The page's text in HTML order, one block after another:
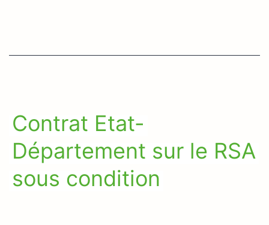
Contrat Etat-
Département sur le RSA
sous condition